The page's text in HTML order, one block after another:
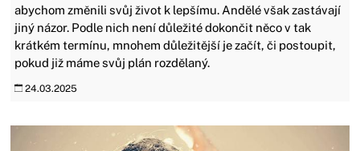
abychom změnili svůj život k lepšímu. Andělé však zastávají
jiný názor. Podle nich není důležité dokončit něco v tak
krátkém termínu, mnohem důležitější je začít, či postoupit,
pokud již máme svůj plán rozdělaný.
24.03.2025